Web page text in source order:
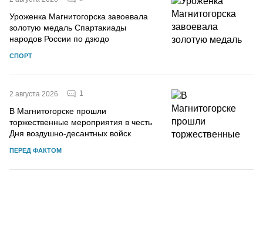
Уроженка Магнитогорска завоевала
золотую медаль Спартакиады
народов России по дзюдо
СПОРТ
2 августа 2026 1
В Магнитогорске прошли
торжественные мероприятия в честь
Дня воздушно-десантных войск
ПЕРЕД ФАКТОМ